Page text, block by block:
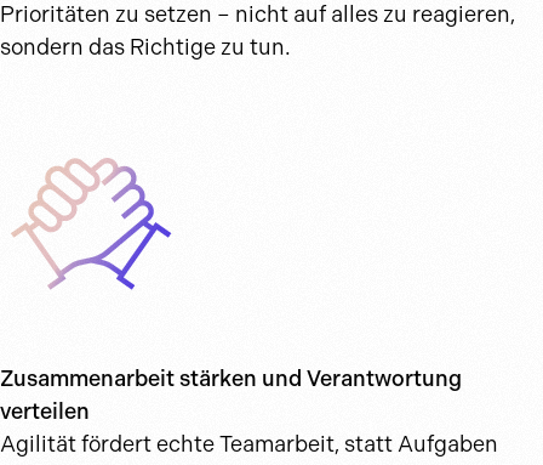
Prioritäten zu setzen – nicht auf alles zu reagieren,
sondern das Richtige zu tun.
Zusammenarbeit stärken und Verantwortung
verteilen
Agilität fördert echte Teamarbeit, statt Aufgaben